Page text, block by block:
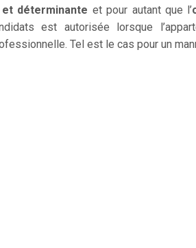
déterminante et pour autant que l’
est autorisée lorsque
Tel est le cas pour un